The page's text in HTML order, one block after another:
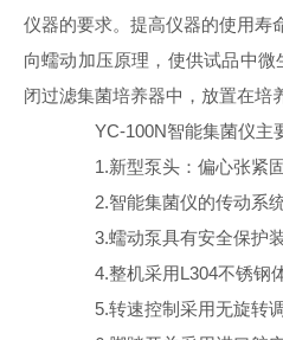
仪器的要求。提高仪器的使用寿
向蠕动加压原理，使供试品中
闭过滤集菌培养器中，放置在培
YC-100N智能集菌仪主
1.新型泵头：偏心张紧固
2.智能集菌仪的传动系统
3.蠕动泵具有安全保护装
4.整机采用L304不锈钢体
5.转速控制采用无旋转调